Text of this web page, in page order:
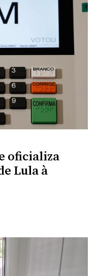
oficializa
Lula à